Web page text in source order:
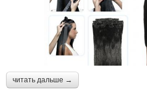
читать дальше →